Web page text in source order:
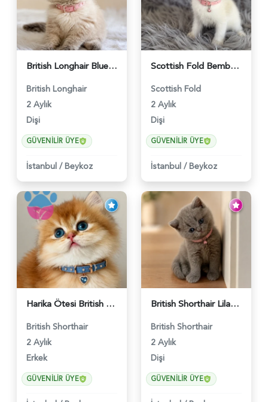
British Longhair Blue Point Afrodit Yuva Arıyor - 6118
British Longhair
2 Aylık
Dişi
GÜVENILIR ÜYE
İstanbul / Beykoz
Scottish Fold Bembeyaz Pembe Burun Yavrumuz - 6120
Scottish Fold
2 Aylık
Dişi
GÜVENILIR ÜYE
İstanbul / Beykoz
Harika Ötesi British Longhair Golden Parlayan Yıldız - 6141
British Shorthair
2 Aylık
Erkek
GÜVENILIR ÜYE
British Shorthair Lilac Dişi Tatlı Kızımız - 5236
British Shorthair
2 Aylık
Dişi
GÜVENILIR ÜYE